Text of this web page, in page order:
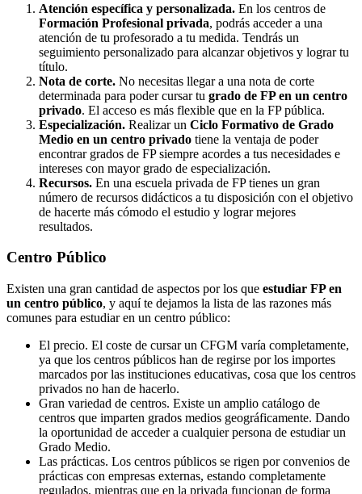
Atención específica y personalizada. En los centros de
Formación Profesional privada, podrás acceder a una
atención de tu profesorado a tu medida. Tendrás un
seguimiento personalizado para alcanzar objetivos y lograr tu
título.
Nota de corte. No necesitas llegar a una nota de corte
determinada para poder cursar tu grado de FP en un centro
privado. El acceso es más flexible que en la FP pública.
Especialización. Realizar un Ciclo Formativo de Grado
Medio en un centro privado tiene la ventaja de poder
encontrar grados de FP siempre acordes a tus necesidades e
intereses con mayor grado de especialización.
Recursos. En una escuela privada de FP tienes un gran
número de recursos didácticos a tu disposición con el objetivo
de hacerte más cómodo el estudio y lograr mejores
resultados.
Centro Público
Existen una gran cantidad de aspectos por los que estudiar FP en
un centro público, y aquí te dejamos la lista de las razones más
comunes para estudiar en un centro público:
El precio. El coste de cursar un CFGM varía completamente,
ya que los centros públicos han de regirse por los importes
marcados por las instituciones educativas, cosa que los centros
privados no han de hacerlo.
Gran variedad de centros. Existe un amplio catálogo de
centros que imparten grados medios geográficamente. Dando
la oportunidad de acceder a cualquier persona de estudiar un
Grado Medio.
Las prácticas. Los centros públicos se rigen por convenios de
prácticas con empresas externas, estando completamente
regulados, mientras que en la privada funcionan de forma